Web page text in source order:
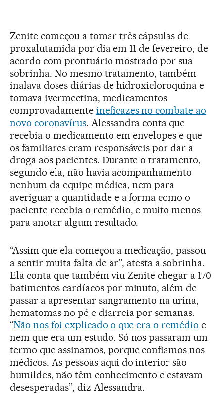
Zenite começou a tomar três cápsulas de
proxalutamida por dia em 11 de fevereiro, de
acordo com prontuário mostrado por sua
sobrinha. No mesmo tratamento, também
inalava doses diárias de hidroxicloroquina e
tomava ivermectina, medicamentos
comprovadamente ineficazes no combate ao
novo coronavírus. Alessandra conta que
recebia o medicamento em envelopes e que
os familiares eram responsáveis por dar a
droga aos pacientes. Durante o tratamento,
segundo ela, não havia acompanhamento
nenhum da equipe médica, nem para
averiguar a quantidade e a forma como o
paciente recebia o remédio, e muito menos
para anotar algum resultado.
“Assim que ela começou a medicação, passou
a sentir muita falta de ar”, atesta a sobrinha.
Ela conta que também viu Zenite chegar a 170
batimentos cardíacos por minuto, além de
passar a apresentar sangramento na urina,
hematomas no pé e diarreia por semanas.
“Não nos foi explicado o que era o remédio e
nem que era um estudo. Só nos passaram um
termo que assinamos, porque confiamos nos
médicos. As pessoas aqui do interior são
humildes, não têm conhecimento e estavam
desesperadas”, diz Alessandra.